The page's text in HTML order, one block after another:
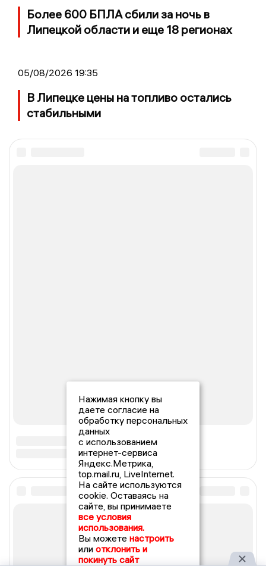
Более 600 БПЛА сбили за ночь в
Липецкой области и еще 18 регионах
05/08/2026 19:35
В Липецке цены на топливо остались
стабильными
Нажимая кнопку вы
даете согласие на
обработку персональных
данных
с использованием
интернет-сервиса
Яндекс.Метрика,
top.mail.ru, LiveInternet.
На сайте используются
cookie. Оставаясь на
сайте, вы принимаете
все условия
использования.
Вы можете настроить
или отклонить и
покинуть сайт